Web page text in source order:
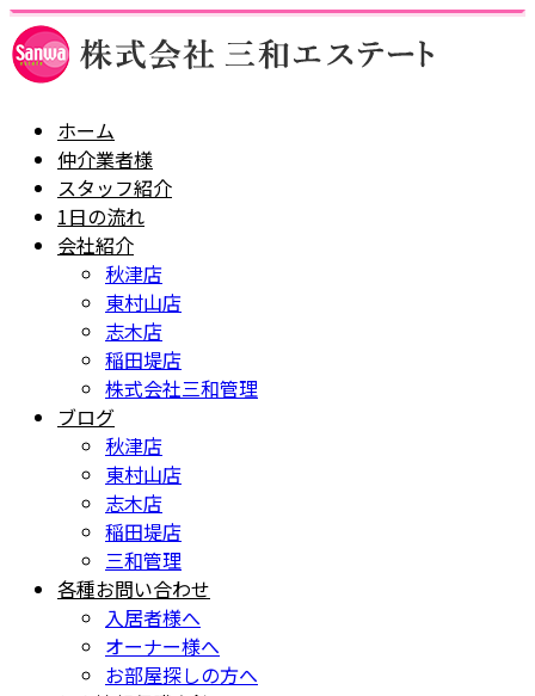
ホーム
仲介業者様
スタッフ紹介
1日の流れ
会社紹介
秋津店
東村山店
志木店
稲田堤店
株式会社三和管理
ブログ
秋津店
東村山店
志木店
稲田堤店
三和管理
各種お問い合わせ
入居者様へ
オーナー様へ
お部屋探しの方へ